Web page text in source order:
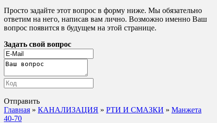
Просто задайте этот вопрос в форму ниже. Мы обязательно
ответим на него, написав вам лично. Возможно именно Ваш
вопрос появится в будущем на этой странице.
Задать свой вопрос
Отправить
Главная » КАНАЛИЗАЦИЯ » РТИ И СМАЗКИ » Манжета
40-70